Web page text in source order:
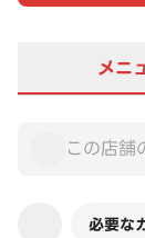
メニ
必要な